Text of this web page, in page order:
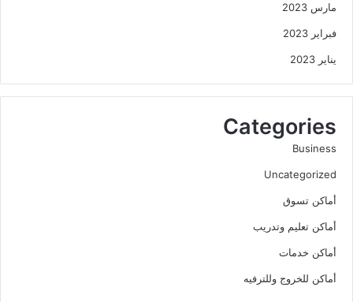
مارس 2023
فبراير 2023
يناير 2023
Categories
Business
Uncategorized
أماكن تسوق
أماكن تعليم وتدريب
أماكن خدمات
أماكن للخروج وللترفيه